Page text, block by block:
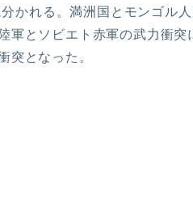
かれる。満洲国とモンゴル
軍とソビエト赤軍の武力衝
突となった。